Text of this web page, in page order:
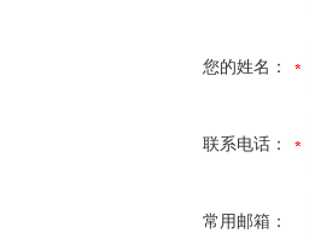
您的姓名：
联系电话：
常用邮箱：